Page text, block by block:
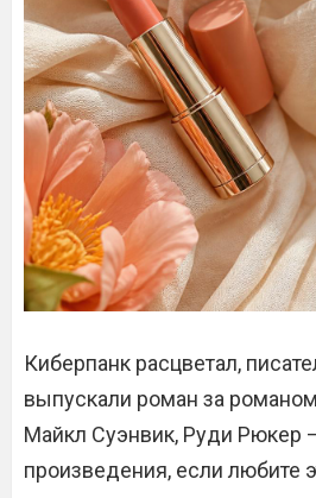
Киберпанк расцветал,
выпускали роман за
Майкл Суэнвик, Руди Рюкер
произведения, если любите